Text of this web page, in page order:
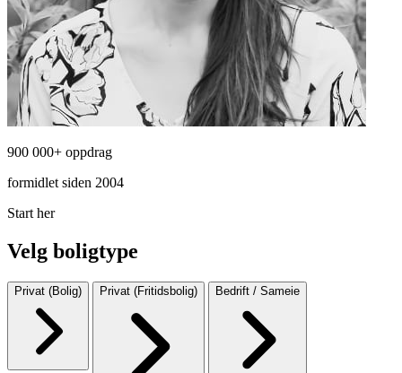
900 000+ oppdrag
formidlet siden 2004
Start her
Velg boligtype
Privat (Bolig) Privat (Fritidsbolig) Bedrift / Sameie